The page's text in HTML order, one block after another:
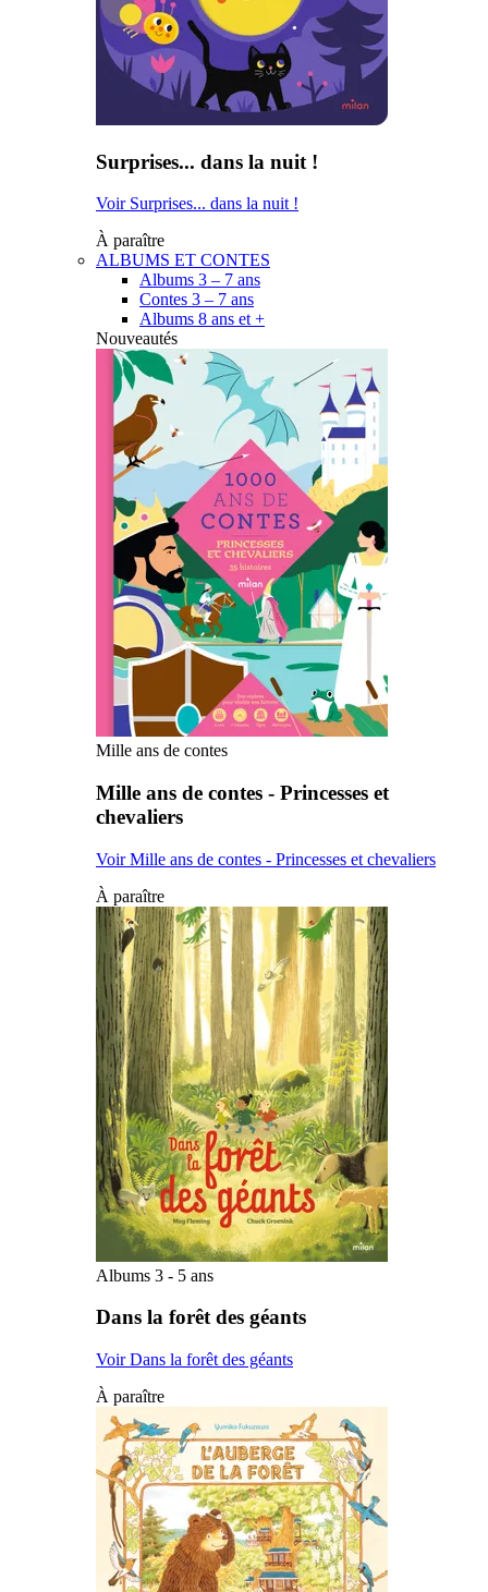
Surprises... dans la nuit !
Voir Surprises... dans la nuit !
À paraître
ALBUMS ET CONTES
Albums 3 – 7 ans
Contes 3 – 7 ans
Albums 8 ans et +
Nouveautés
Mille ans de contes
Mille ans de contes - Princesses et
chevaliers
Voir Mille ans de contes - Princesses et chevaliers
À paraître
Albums 3 - 5 ans
Dans la forêt des géants
Voir Dans la forêt des géants
À paraître